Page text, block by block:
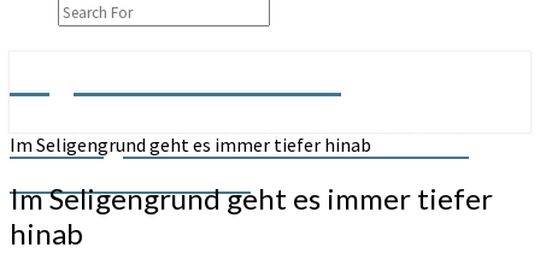
Arbeitsgemeinschaft Höhle & Karst
Im Seligengrund geht es immer tiefer hinab
Im Seligengrund geht es immer tiefer
hinab